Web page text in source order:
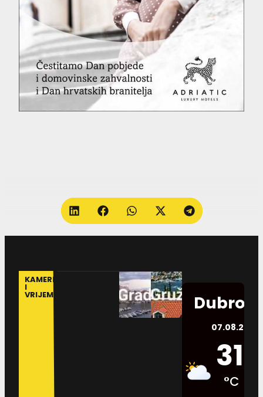
KAMERE
I
VRIJEME
07.08.2026.
31
°C